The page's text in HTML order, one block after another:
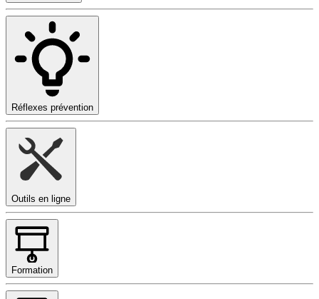
Réflexes prévention
Outils en ligne
Formation